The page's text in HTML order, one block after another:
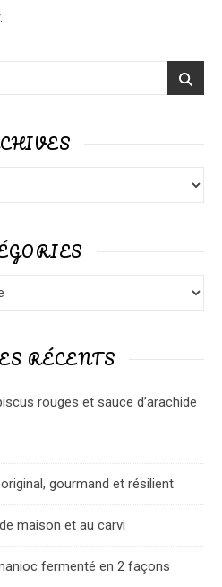
RÉCENTS
rouges et sauce d’arachide
gourmand et résilient
maison et au carvi
fermenté en 2 façons